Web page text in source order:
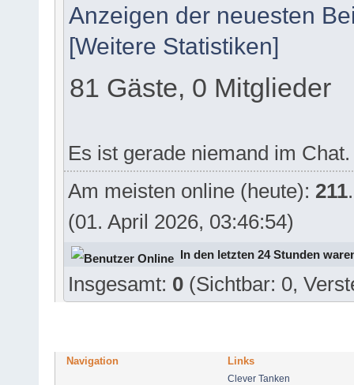
Anzeigen der neuesten
[Weitere Statistiken]
81 Gäste, 0 Mitglieder
Es ist gerade niemand im Chat.
Am meisten online (heute): 211
(01. April 2026, 03:46:54)
In den letzten 24 Stunden
Insgesamt: 0 (Sichtbar: 0,
Navigation Links
Clever Tanken